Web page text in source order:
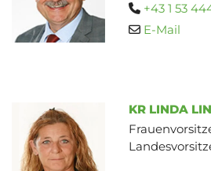
 +43 1 53
 E-Mail
KR LINDA